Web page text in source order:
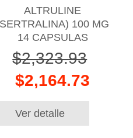
ALTRULINE
100 MG
14 CAPSULAS
$2,323.93
$2,164.73
Ver detalle